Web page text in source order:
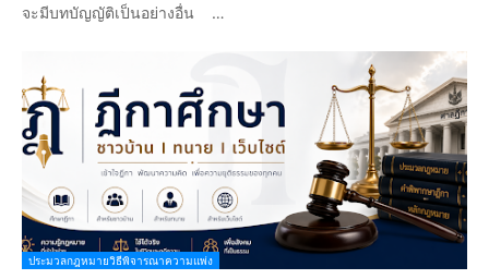
จะมีบทบัญญัติเป็นอย่างอื่น …
ประมวลกฎหมายวิธีพิจารณาความแพ่ง